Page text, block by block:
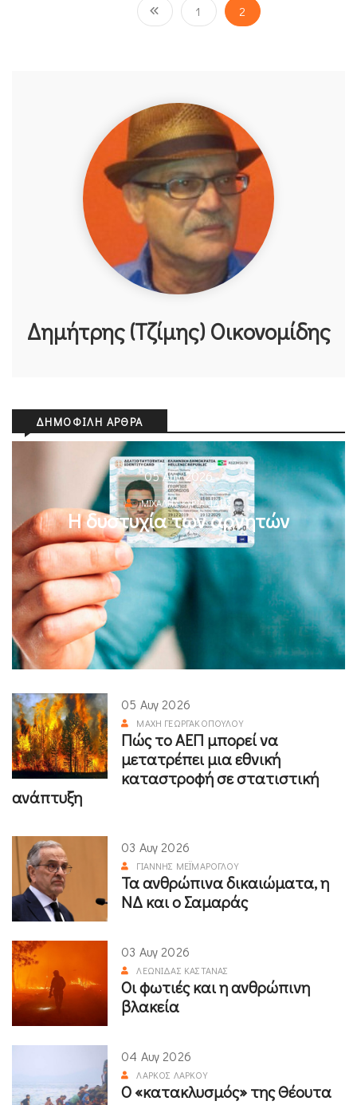
1 2
Δημήτρης (Τζίμης) Οικονομίδης
ΔΗΜΟΦΙΛΉ ΆΡΘΡΑ
05 Αυγ 2026
ΜΙΧΆΛΗΣ ΚΥΡΙΑΚΊΔΗΣ
Η δυστυχία των αρνητών
05 Αυγ 2026
ΜΆΧΗ ΓΕΩΡΓΑΚΟΠΟΎΛΟΥ
Πώς το ΑΕΠ μπορεί να
μετατρέπει μια εθνική
καταστροφή σε στατιστική
ανάπτυξη
03 Αυγ 2026
ΓΙΆΝΝΗΣ ΜΕΪΜΆΡΟΓΛΟΥ
Τα ανθρώπινα δικαιώματα, η
ΝΔ και ο Σαμαράς
03 Αυγ 2026
ΛΕΩΝΊΔΑΣ ΚΑΣΤΑΝΆΣ
Οι φωτιές και η ανθρώπινη
βλακεία
04 Αυγ 2026
ΛΆΡΚΟΣ ΛΆΡΚΟΥ
Ο «κατακλυσμός» της Θέουτα